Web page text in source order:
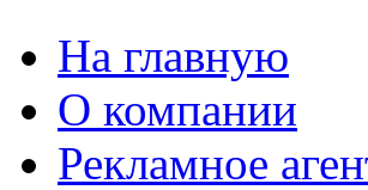
На главную
О компании
Рекламное